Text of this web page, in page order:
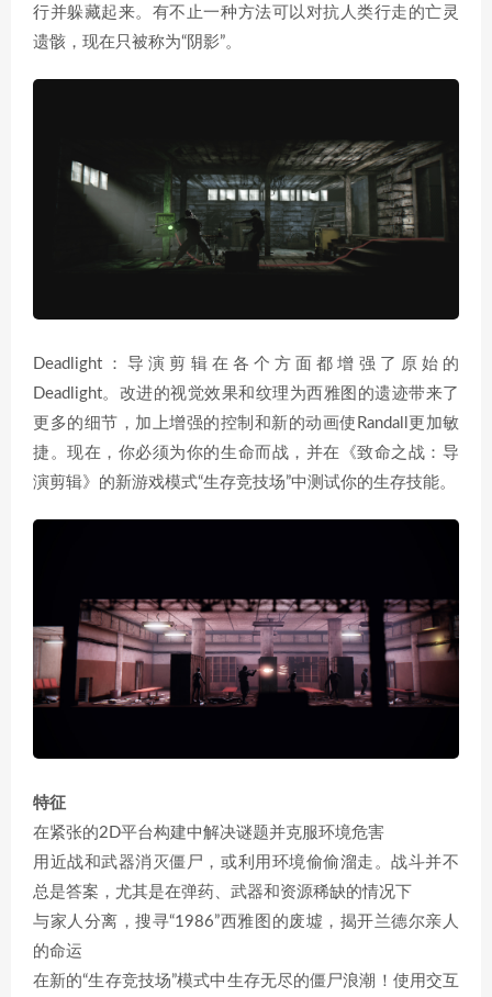
行并躲藏起来。有不止一种方法可以对抗人类行走的亡灵
遗骸，现在只被称为“阴影”。
Deadlight：导演剪辑在各个方面都增强了原始的
Deadlight。改进的视觉效果和纹理为西雅图的遗迹带来了
更多的细节，加上增强的控制和新的动画使Randall更加敏
捷。现在，你必须为你的生命而战，并在《致命之战：导
演剪辑》的新游戏模式“生存竞技场”中测试你的生存技能。
特征
在紧张的2D平台构建中解决谜题并克服环境危害
用近战和武器消灭僵尸，或利用环境偷偷溜走。战斗并不
总是答案，尤其是在弹药、武器和资源稀缺的情况下
与家人分离，搜寻“1986”西雅图的废墟，揭开兰德尔亲人
的命运
在新的“生存竞技场”模式中生存无尽的僵尸浪潮！使用交互